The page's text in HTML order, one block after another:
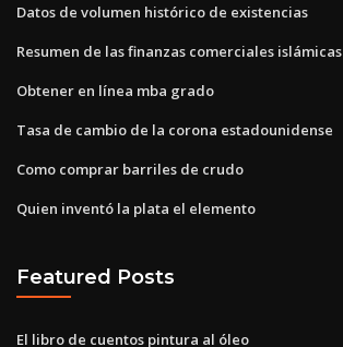
Datos de volumen histórico de existencias
Resumen de las finanzas comerciales islámicas
Obtener en línea mba grado
Tasa de cambio de la corona estadounidense
Como comprar barriles de crudo
Quien inventó la plata el elemento
Featured Posts
El libro de cuentos pintura al óleo